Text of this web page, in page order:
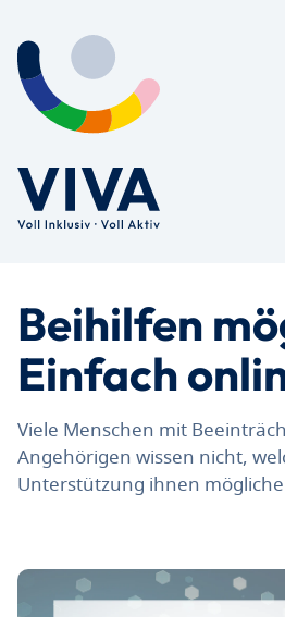
Beihilfen
Einfach
Viele Menschen mit
Angehörigen wissen nicht,
Unterstützung ihnen